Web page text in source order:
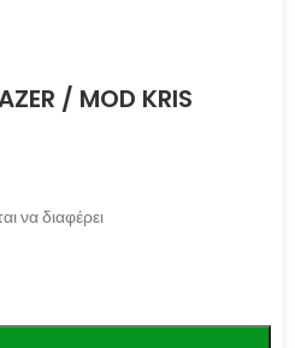
/ MOD KRIS
να διαφέρει